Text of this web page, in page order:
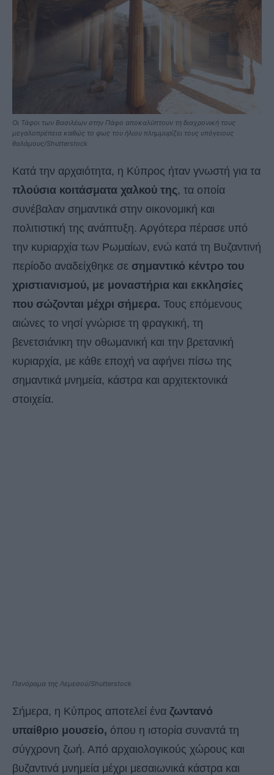
Οι Τάφοι των Βασιλέων στην Πάφο αποκαλύπτουν τη διαχρονική τους
μεγαλοπρέπεια καθώς το φως του ήλιου πλημμυρίζει τους υπόγειους
θαλάμους/Shutterstock
Κατά την αρχαιότητα, η Κύπρος ήταν γνωστή για τα
πλούσια κοιτάσματα χαλκού της, τα οποία
συνέβαλαν σημαντικά στην οικονομική και
πολιτιστική της ανάπτυξη. Αργότερα πέρασε υπό
την κυριαρχία των Ρωμαίων, ενώ κατά τη Βυζαντινή
περίοδο αναδείχθηκε σε σημαντικό κέντρο του
χριστιανισμού, με μοναστήρια και εκκλησίες
που σώζονται μέχρι σήμερα. Τους επόμενους
αιώνες το νησί γνώρισε τη φραγκική, τη
βενετσιάνικη την οθωμανική και την βρετανική
κυριαρχία, με κάθε εποχή να αφήνει πίσω της
σημαντικά μνημεία, κάστρα και αρχιτεκτονικά
στοιχεία.
Πανόραμα της Λεμεσού/Shutterstock
Σήμερα, η Κύπρος αποτελεί ένα ζωντανό
υπαίθριο μουσείο, όπου η ιστορία συναντά τη
σύγχρονη ζωή. Από αρχαιολογικούς χώρους και
βυζαντινά μνημεία μέχρι μεσαιωνικά κάστρα και